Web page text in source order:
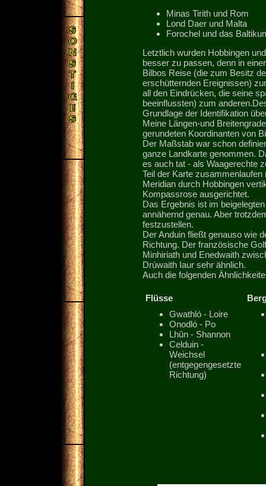
Minas Tirith und Rom
Lond Daer und Malta
Forochel und das
Letztlich wurden Hobbingen
besser zu passen, denn in
Bilbos Reise (die zum Besitz
erschütternden Ereignissen)
all den Eindrücken, die seine
beeinflussten) zum
Grundlage der Identifikation
Meine Längen-und
gerundeten Koordinanten von
Der Maßstab war schon
ganze Landkarte genommen.
es auch tat - als Waagerechte
Teil der Karte
Meridian durch Hobbingen
Kompassrose ausgerichtet.
Das Ergebnis ist im
annähernd genau. Aber
festzustellen.
Der Anduin fließt genauso wie
Richtung. Der französische
Minhiriath und Enedwaith
Drúwaith Iaur sehr ähnlich.
Auch die folgenden
Flüsse
Gwathló - Loire
Onodló - Po
Lhûn - Shannon
Celduin -
Weichsel
(entgegengesetzte
Richtung)